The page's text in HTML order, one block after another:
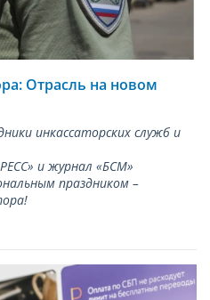
Отрасль на новом
инкассаторских служб и
и журнал «БСМ»
праздником –